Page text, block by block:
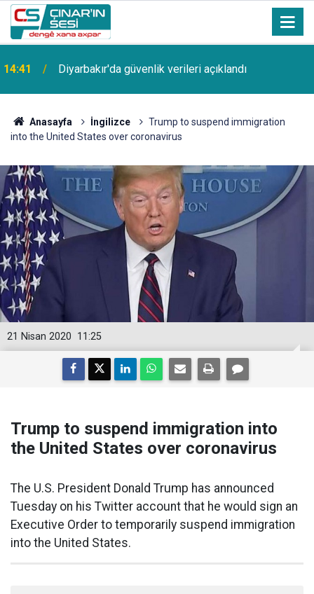
14:41 Diyarbakır'da güvenlik verileri açıklandı
Anasayfa İngilizce
Trump to suspend immigration
into the United States over coronavirus
11:25
21 Nisan 2020
Trump to suspend immigration into
the United States over coronavirus
The U.S. President Donald Trump has announced
Tuesday on his Twitter account that he would sign an
Executive Order to temporarily suspend immigration
into the United States.